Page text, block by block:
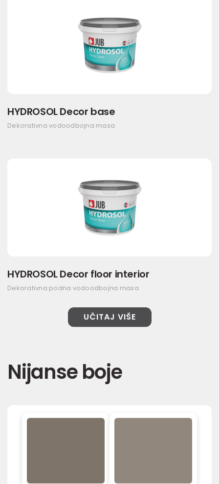
HYDROSOL Decor base
Dekorativna vodoodbojna masa
HYDROSOL Decor floor interior
Dekorativna podna vodoodbojna masa
UČITAJ VIŠE
Nijanse boje